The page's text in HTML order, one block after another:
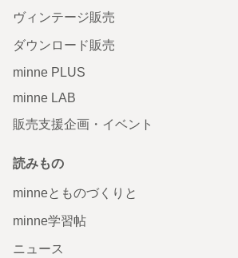
ヴィンテージ販売
ダウンロード販売
minne PLUS
minne LAB
販売支援企画・イベント
読みもの
minneとものづくりと
minne学習帖
ニュース